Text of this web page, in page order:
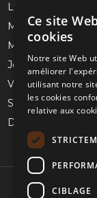
Lundi
Mardi
Mercredi
Jeudi
Vendredi
Samedi
Dimanche
Ce site
cookies
Notre site Web
améliorer
utilisant notre
les cookies
relative aux
CIBLAGE